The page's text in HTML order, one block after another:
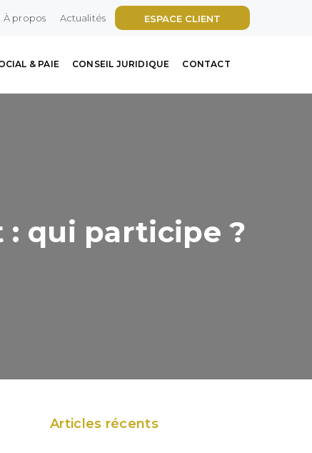
ESPACE CLIENT
À propos Actualités
& PAIE CONSEIL JURIDIQUE CONTACT
qui participe ?
Articles récents